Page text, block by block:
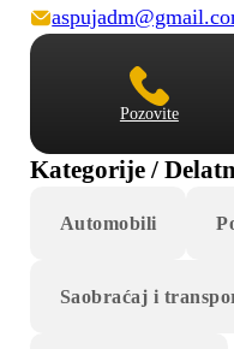
Pozovite
Kategorije /
Automobili
Saobraćaj i